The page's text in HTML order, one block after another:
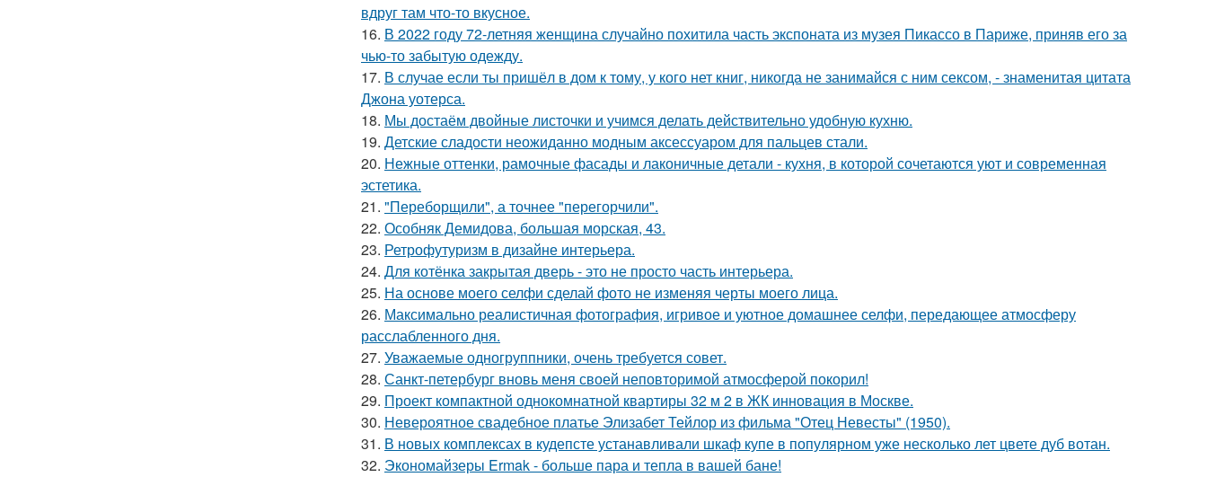
вдруг там что-то вкусное.
16. В 2022 году 72-летняя женщина случайно похитила часть экспоната из музея Пикассо в Париже, приняв его за
чью-то забытую одежду.
17. В случае если ты пришёл в дом к тому, у кого нет книг, никогда не занимайся с ним сексом, - знаменитая цитата
Джона уотерса.
18. Мы достаём двойные листочки и учимся делать действительно удобную кухню.
19. Детские сладости неожиданно модным аксессуаром для пальцев стали.
20. Нежные оттенки, рамочные фасады и лаконичные детали - кухня, в которой сочетаются уют и современная
эстетика.
21. "Переборщили", а точнее "перегорчили".
22. Особняк Демидова, большая морская, 43.
23. Ретрофутуризм в дизайне интерьера.
24. Для котёнка закрытая дверь - это не просто часть интерьера.
25. На основе моего селфи сделай фото не изменяя черты моего лица.
26. Максимально реалистичная фотография, игривое и уютное домашнее селфи, передающее атмосферу
расслабленного дня.
27. Уважаемые одногруппники, очень требуется совет.
28. Санкт-петербург вновь меня своей неповторимой атмосферой покорил!
29. Проект компактной однокомнатной квартиры 32 м 2 в ЖК инновация в Москве.
30. Невероятное свадебное платье Элизабет Тейлор из фильма "Отец Невесты" (1950).
31. В новых комплексах в кудепсте устанавливали шкаф купе в популярном уже несколько лет цвете дуб вотан.
32. Экономайзеры Ermak - больше пара и тепла в вашей бане!